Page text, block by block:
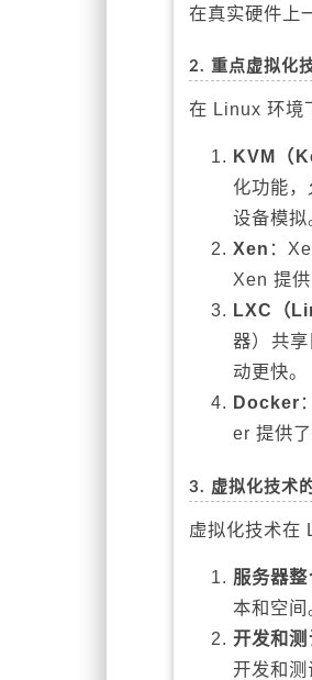
在真实硬件上
2. 重点虚拟化
在 Linux 环境
KVM（
化功能
设备模拟
Xen ：
Xen 提
LXC（
器）共
动更快。
Docker
er 提供
3. 虚拟化技术
虚拟化技术在
服务器整
本和空间
开发和测
开发和测